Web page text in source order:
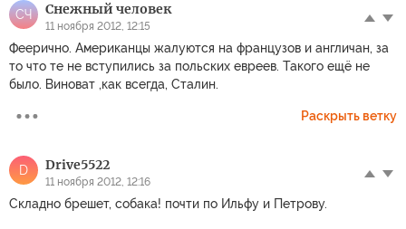
СЧ Снежный человек
11 ноября 2012, 12:15
Феерично. Американцы жалуются на французов и англичан, за
то что те не вступились за польских евреев. Такого ещё не
было. Виноват ,как всегда, Сталин.
Раскрыть ветку
D Drive5522
11 ноября 2012, 12:16
Складно брешет, собака! почти по Ильфу и Петрову.